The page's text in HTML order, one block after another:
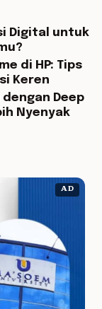
Digital untuk
di HP: Tips
Keren
Deep
Nyenyak
AD